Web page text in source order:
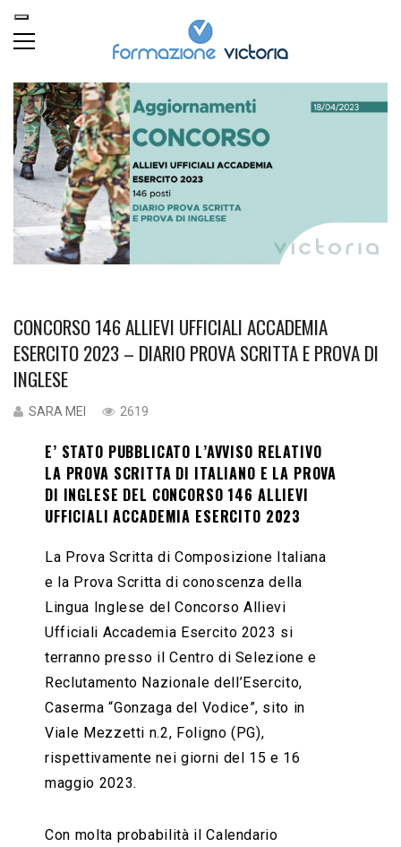
CONCORSO 146 ALLIEVI UFFICIALI ACCADEMIA
ESERCITO 2023 – DIARIO PROVA SCRITTA E PROVA DI
INGLESE
SARA MEI 2619
E’ STATO PUBBLICATO L’AVVISO RELATIVO
LA PROVA SCRITTA DI ITALIANO E LA PROVA
DI INGLESE DEL CONCORSO 146 ALLIEVI
UFFICIALI ACCADEMIA ESERCITO 2023
La Prova Scritta di Composizione Italiana
e la Prova Scritta di conoscenza della
Lingua Inglese del Concorso Allievi
Ufficiali Accademia Esercito 2023 si
terranno presso il Centro di Selezione e
Reclutamento Nazionale dell’Esercito,
Caserma “Gonzaga del Vodice”, sito in
Viale Mezzetti n.2, Foligno (PG),
rispettivamente nei giorni del 15 e 16
maggio 2023.
Con molta probabilità il Calendario